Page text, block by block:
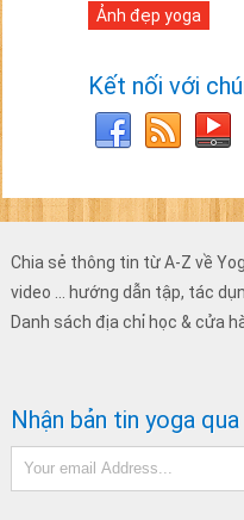
Ảnh đẹp yoga
Kết nối với
Chia sẻ thông tin từ A-Z về
video ... hướng dẫn tập, tác
Danh sách địa chỉ học & cửa
Nhận bản tin yoga